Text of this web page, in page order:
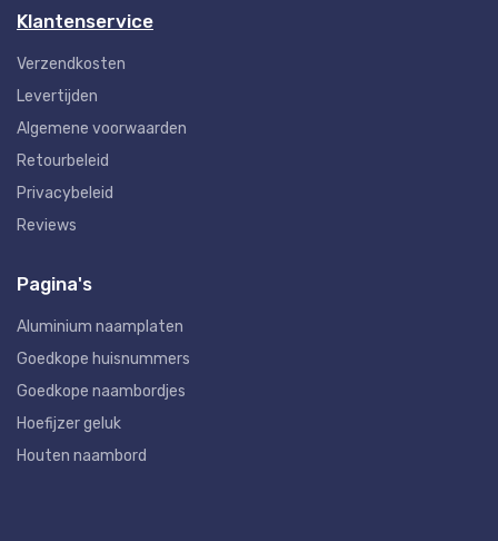
Klantenservice
Verzendkosten
Levertijden
Algemene voorwaarden
Retourbeleid
Privacybeleid
Reviews
Pagina's
Aluminium naamplaten
Goedkope huisnummers
Goedkope naambordjes
Hoefijzer geluk
Houten naambord